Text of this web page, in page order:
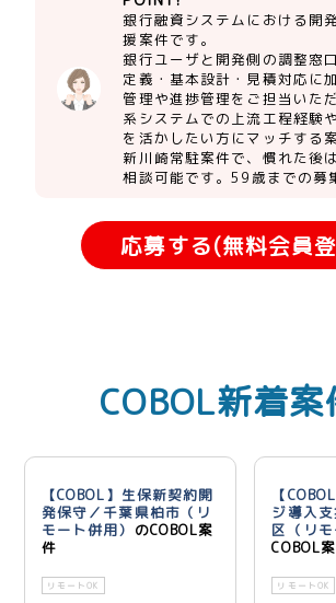
銀行融資システムにおける開
援案件です。
銀行ユーザと開発側の調整窓
定義・基本設計・見積対応に
管理や進捗管理をご担当いた
系システムでの上流工程経験
を活かしたい方にマッチする
新川崎常駐案件で、慣れた後
相談可能です。59歳までの募
応募する(無料会員
COBOL新着
【COBOL】生保新契約開
発保守／千葉県柏市（リ
モート併用） のCOBOL案
件
リモートOK
【
ジ導入
区（リモ
COBOL
リモートOK